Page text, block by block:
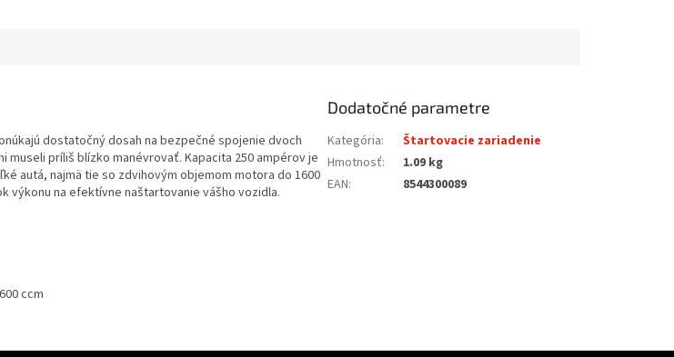
dostatočný dosah na bezpečné spojenie dvoch
museli príliš blízko manévrovať. Kapacita 250 ampérov je
autá, najmä tie so zdvihovým objemom motora do 1600
výkonu na efektívne naštartovanie vášho vozidla.
ccm
Dodatočné parametre
Kategória:
Štartovacie zariadenie
Hmotnosť:
1.09 kg
EAN: 8544300089